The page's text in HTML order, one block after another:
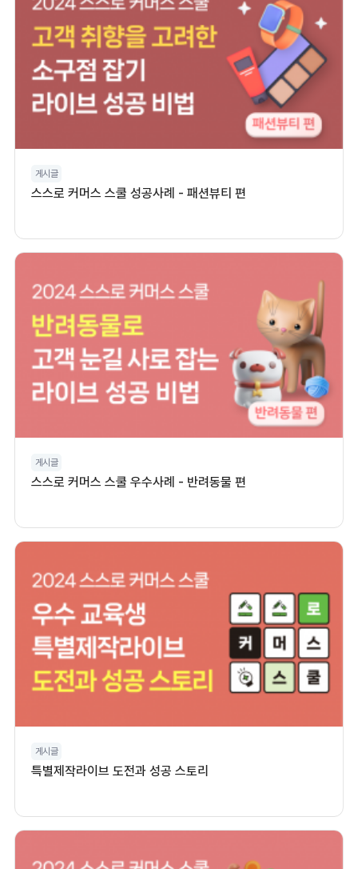
게시글
스스로 커머스 스쿨 성공사례 - 패션뷰티 편
게시글
스스로 커머스 스쿨 우수사례 - 반려동물 편
게시글
특별제작라이브 도전과 성공 스토리